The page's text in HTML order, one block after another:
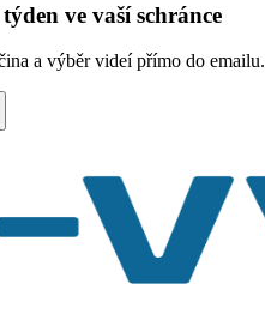
ve vaší schránce
a výběr videí přímo do emailu.